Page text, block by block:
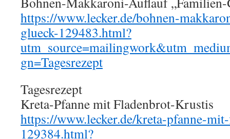
https://www.lecker.de/bohnen-
glueck-129483.html?
gn=Tagesrezept
Tagesrezept
Kreta-Pfanne mit Fladenbrot-Krustis
https://www.lecker.de/kreta-pfanne-
129384.html?